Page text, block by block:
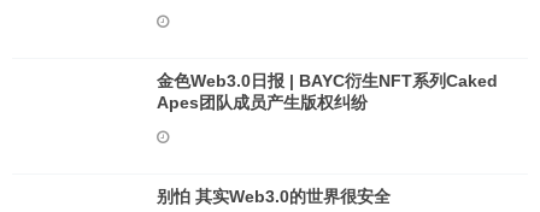
金色Web3.0日报 | BAYC衍生NFT系列Caked
Apes团队成员产生版权纠纷
别怕 其实Web3.0的世界很安全